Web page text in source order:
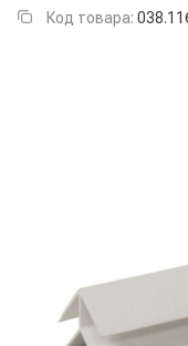
Код товара: